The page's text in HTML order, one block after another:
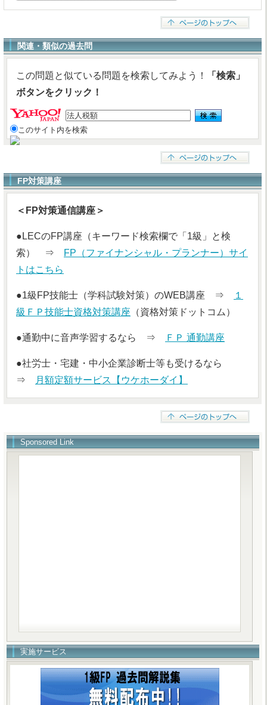
関連・類似の過去問
この問題と似ている問題を検索してみよう！
「検索」
ボタンをクリック！
このサイト内を検索
FP対策講座
＜FP対策通信講座＞
●LECのFP講座（キーワード検索欄で「1級」と検
索） ⇒
FP（ファイナンシャル・プランナー）サイ
トはこちら
●1級FP技能士（学科試験対策）のWEB講座 ⇒
１
級ＦＰ技能士資格対策講座 （資格対策ドットコム）
●通勤中に音声学習するなら ⇒ ＦＰ 通勤講座
●社労士・宅建・中小企業診断士等も受けるなら
⇒
月額定額サービス【ウケホーダイ】
Sponsored Link
実施サービス